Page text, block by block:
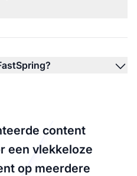
content
een vlekkeloze
op meerdere